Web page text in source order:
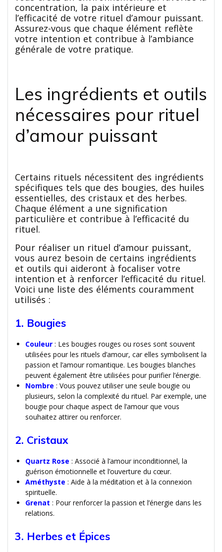
concentration, la paix intérieure et
l’efficacité de votre rituel d’amour puissant.
Assurez-vous que chaque élément reflète
votre intention et contribue à l’ambiance
générale de votre pratique.
Les ingrédients et outils
nécessaires pour rituel
d’amour puissant
Certains rituels nécessitent des ingrédients
spécifiques tels que des bougies, des huiles
essentielles, des cristaux et des herbes.
Chaque élément a une signification
particulière et contribue à l’efficacité du
rituel.
Pour réaliser un rituel d’amour puissant,
vous aurez besoin de certains ingrédients
et outils qui aideront à focaliser votre
intention et à renforcer l’efficacité du rituel.
Voici une liste des éléments couramment
utilisés :
1. Bougies
Couleur : Les bougies rouges ou roses sont souvent
utilisées pour les rituels d’amour, car elles symbolisent la
passion et l’amour romantique. Les bougies blanches
peuvent également être utilisées pour purifier l’énergie.
Nombre : Vous pouvez utiliser une seule bougie ou
plusieurs, selon la complexité du rituel. Par exemple, une
bougie pour chaque aspect de l’amour que vous
souhaitez attirer ou renforcer.
2. Cristaux
Quartz Rose : Associé à l’amour inconditionnel, la
guérison émotionnelle et l’ouverture du cœur.
Améthyste : Aide à la méditation et à la connexion
spirituelle.
Grenat : Pour renforcer la passion et l’énergie dans les
relations.
3. Herbes et Épices